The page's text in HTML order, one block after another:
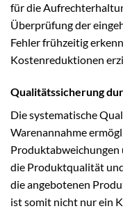
für die
Überprüfung der
Fehler frühzeitig
Kostenreduktionen
Qualitätssicherung
Die systematische
Warenannahme
die Produktqualität
die angebotenen
ist somit nicht nur ein